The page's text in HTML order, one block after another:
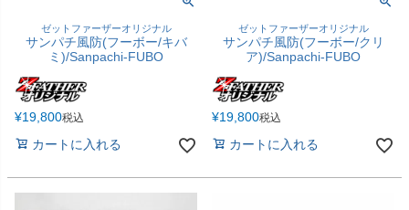
ゼットファーザーオリジナル
サンパチ風防(フーボー/キバ
ミ)/Sanpachi-FUBO
¥19,800税込
カートに入れる
ゼットファーザーオリジナル
サンパチ風防(フーボー/クリ
ア)/Sanpachi-FUBO
¥19,800税込
カートに入れる